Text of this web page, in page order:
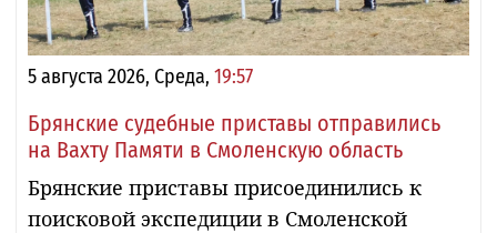
5 августа 2026, Среда, 19:57
Брянские судебные приставы отправились
на Вахту Памяти в Смоленскую область
Брянские приставы присоединились к
поисковой экспедиции в Смоленской